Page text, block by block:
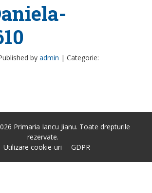
by admin | Categorie:
Primaria Iancu Jianu. Toate drepturile
rezervate.
Utilizare cookie-uri
GDPR